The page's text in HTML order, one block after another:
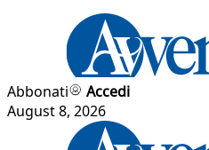
Abbonati
Accedi
August 8, 2026